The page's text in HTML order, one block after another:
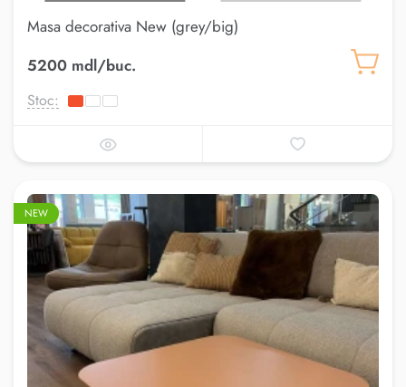
Masa decorativa New (grey/big)
5200 mdl/buc.
Stoc:
NEW